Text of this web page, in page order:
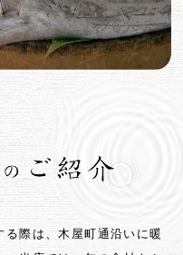
際は、木屋町通沿いに暖